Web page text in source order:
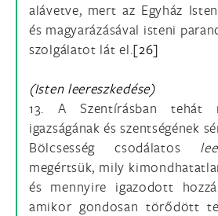
alávetve, mert az Egyház
és magyarázásával isteni
szolgálatot lát el.[26]
(Isten leereszkedése)
13. A Szentírásban tehát
igazságának és szentségének
Bölcsesség csodálatos
megértsük, mily
és mennyire igazodott
amikor gondosan törődött